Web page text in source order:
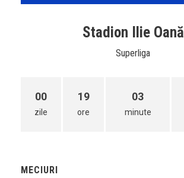
Stadion Ilie Oană
Superliga
00
zile
19
ore
03
minute
MECIURI